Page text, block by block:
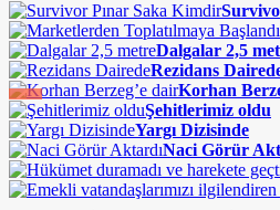
Dalgalar 2,5
Rezidans
Korhan
Şehitlerimiz oldu
Yargı Dizisinde
Naci Görür